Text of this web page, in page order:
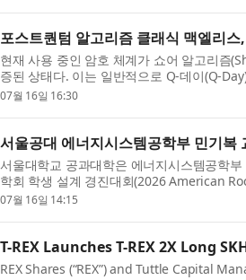
포스트퀀텀 알고리즘 클래식 맥엘리
현재 사용 중인 암호 체계가 쇼어 알고리즘
증된 상태다. 이는 일반적으로 Q-데이(Q-
하기...
07월 16일 16:30
서울공대 에너지시스템공학부 민기복
서울대학교 공과대학은 에너지시스템공학부
학회 학생 설계 경진대회(2026 American
밝혔다. 미...
07월 16일 14:15
T-REX Launches T-REX 2X Long
REX Shares (“REX”) and Tuttle Capital